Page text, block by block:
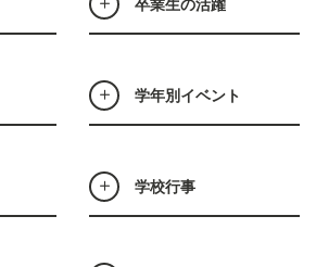
卒業生の活躍
学年別イベント
学校行事